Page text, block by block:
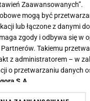
Zaawansowanych”.
mogą być
lub łączone z danymi
zgody i odbywa się w
Takiemu
z administratorem – w
o przetwarzaniu danych
S.A.